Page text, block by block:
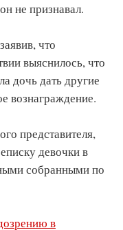
не признавал.
что
выяснилось, что
дочь дать другие
вознаграждение.
представителя,
девочки в
собранными по
в